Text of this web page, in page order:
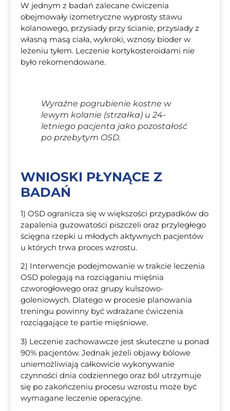
W jednym z badań zalecane ćwiczenia
obejmowały izometryczne wyprosty stawu
kolanowego, przysiady przy ścianie, przysiady z
własną masą ciała, wykroki, wznosy bioder w
leżeniu tyłem. Leczenie kortykosteroidami nie
było rekomendowane.
Wyraźne pogrubienie kostne w
lewym kolanie (strzałka) u 24-
letniego pacjenta jako pozostałość
po przebytym OSD.
WNIOSKI PŁYNĄCE Z
BADAŃ
1) OSD ogranicza się w większości przypadków do
zapalenia guzowatości piszczeli oraz przyległego
ścięgna rzepki u młodych aktywnych pacjentów
u których trwa proces wzrostu.
2) Interwencje podejmowanie w trakcie leczenia
OSD polegają na rozciąganiu mięśnia
czworogłowego oraz grupy kulszowo-
goleniowych. Dlatego w procesie planowania
treningu powinny być wdrażane ćwiczenia
rozciągające te partie mięśniowe.
3) Leczenie zachowawcze jest skuteczne u ponad
90% pacjentów. Jednak jeżeli objawy bólowe
uniemożliwiają całkowicie wykonywanie
czynności dnia codziennego oraz ból utrzymuje
się po zakończeniu procesu wzrostu może być
wymagane leczenie operacyjne.